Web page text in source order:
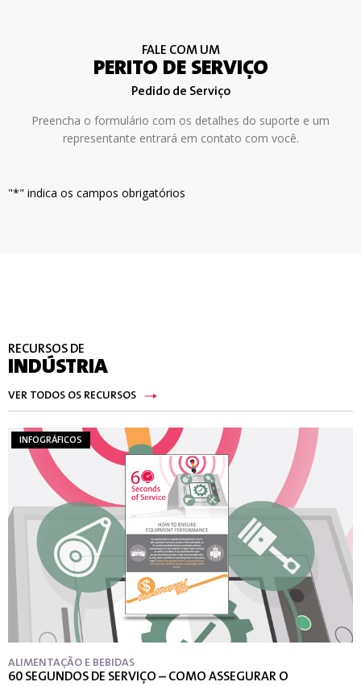
FALE COM UM
PERITO DE SERVIÇO
Pedido de Serviço
Preencha o formulário com os detalhes do suporte e um
representante entrará em contato com você.
"*" indica os campos obrigatórios
RECURSOS DE
INDÚSTRIA
VER TODOS OS RECURSOS
INFOGRÁFICOS
ALIMENTAÇÃO E BEBIDAS
60 SEGUNDOS DE SERVIÇO – COMO ASSEGURAR O